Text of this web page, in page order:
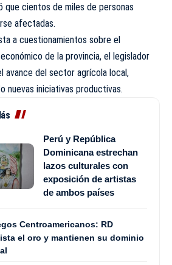
que cientos de miles de personas
afectadas.
a cuestionamientos sobre el
de la provincia, el legislador
avance del sector agrícola local,
nuevas iniciativas productivas.
Perú y República
Dominicana estrechan
lazos culturales con
exposición de artistas
de ambos países
Centroamericanos: RD
el oro y mantienen su dominio